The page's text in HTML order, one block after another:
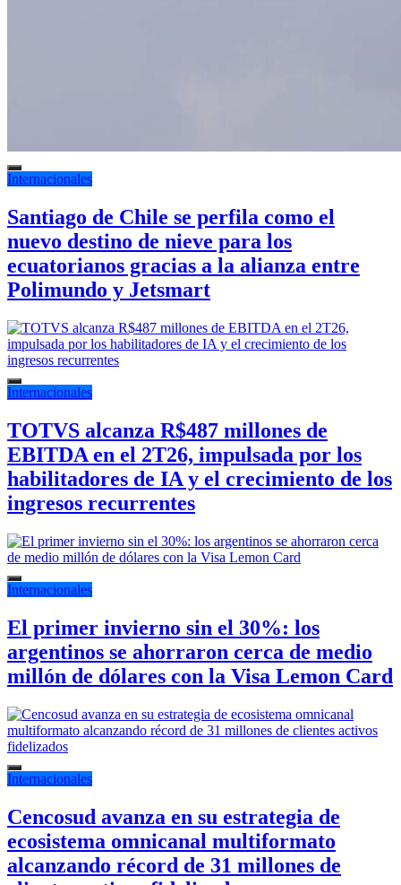
Internacionales
Santiago de Chile se perfila como el
nuevo destino de nieve para los
ecuatorianos gracias a la alianza entre
Polimundo y Jetsmart
Internacionales
TOTVS alcanza R$487 millones de
EBITDA en el 2T26, impulsada por los
habilitadores de IA y el crecimiento de los
ingresos recurrentes
Internacionales
El primer invierno sin el 30%: los
argentinos se ahorraron cerca de medio
millón de dólares con la Visa Lemon Card
Internacionales
Cencosud avanza en su estrategia de
ecosistema omnicanal multiformato
alcanzando récord de 31 millones de